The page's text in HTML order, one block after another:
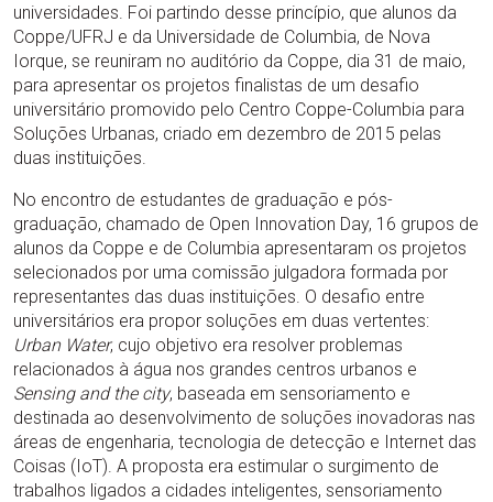
universidades. Foi partindo desse princípio, que alunos da
Coppe/UFRJ e da Universidade de Columbia, de Nova
Iorque, se reuniram no auditório da Coppe, dia 31 de maio,
para apresentar os projetos finalistas de um desafio
universitário promovido pelo Centro Coppe-Columbia para
Soluções Urbanas, criado em dezembro de 2015 pelas
duas instituições.
No encontro de estudantes de graduação e pós-
graduação, chamado de Open Innovation Day, 16 grupos de
alunos da Coppe e de Columbia apresentaram os projetos
selecionados por uma comissão julgadora formada por
representantes das duas instituições. O desafio entre
universitários era propor soluções em duas vertentes:
Urban Water, cujo objetivo era resolver problemas
relacionados à água nos grandes centros urbanos e
Sensing and the city, baseada em sensoriamento e
destinada ao desenvolvimento de soluções inovadoras nas
áreas de engenharia, tecnologia de detecção e Internet das
Coisas (IoT). A proposta era estimular o surgimento de
trabalhos ligados a cidades inteligentes, sensoriamento